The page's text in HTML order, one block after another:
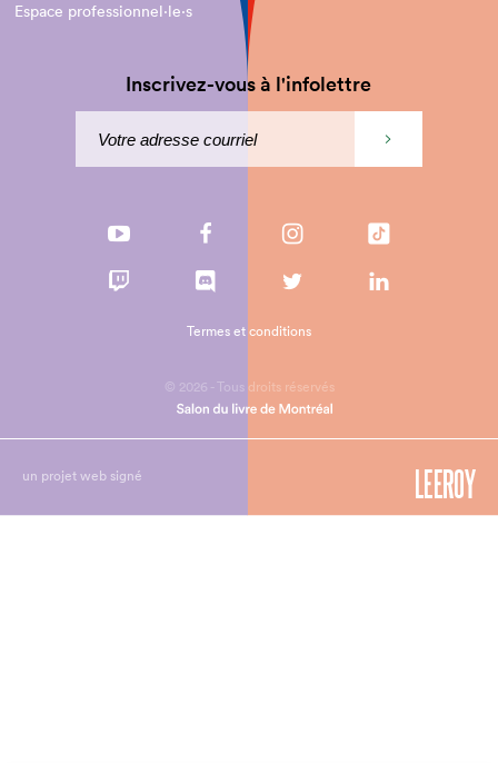
Espace professionnel·le⋅s
Inscrivez-vous à l'infolettre
© 2026 - Tous droits réservés
Termes et conditions
un projet web signé